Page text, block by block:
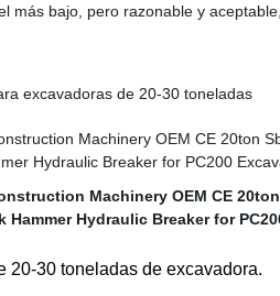
más bajo, pero razonable y
excavadoras de 20-30 toneladas
20-30 toneladas de excavadora.